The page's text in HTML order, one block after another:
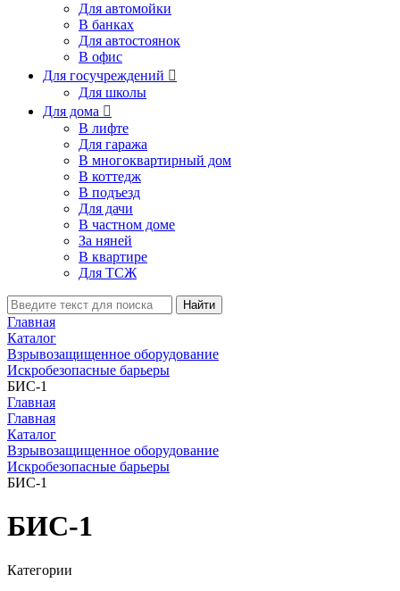
Для автомойки
В банках
Для автостоянок
В офис
Для госучреждений 
Для школы
Для дома 
В лифте
Для гаража
В многоквартирный дом
В коттедж
В подъезд
Для дачи
В частном доме
За няней
В квартире
Для ТСЖ
Найти
Главная
Каталог
Взрывозащищенное оборудование
Искробезопасные барьеры
БИС-1
Главная
Главная
Каталог
Взрывозащищенное оборудование
Искробезопасные барьеры
БИС-1
БИС-1
Категории